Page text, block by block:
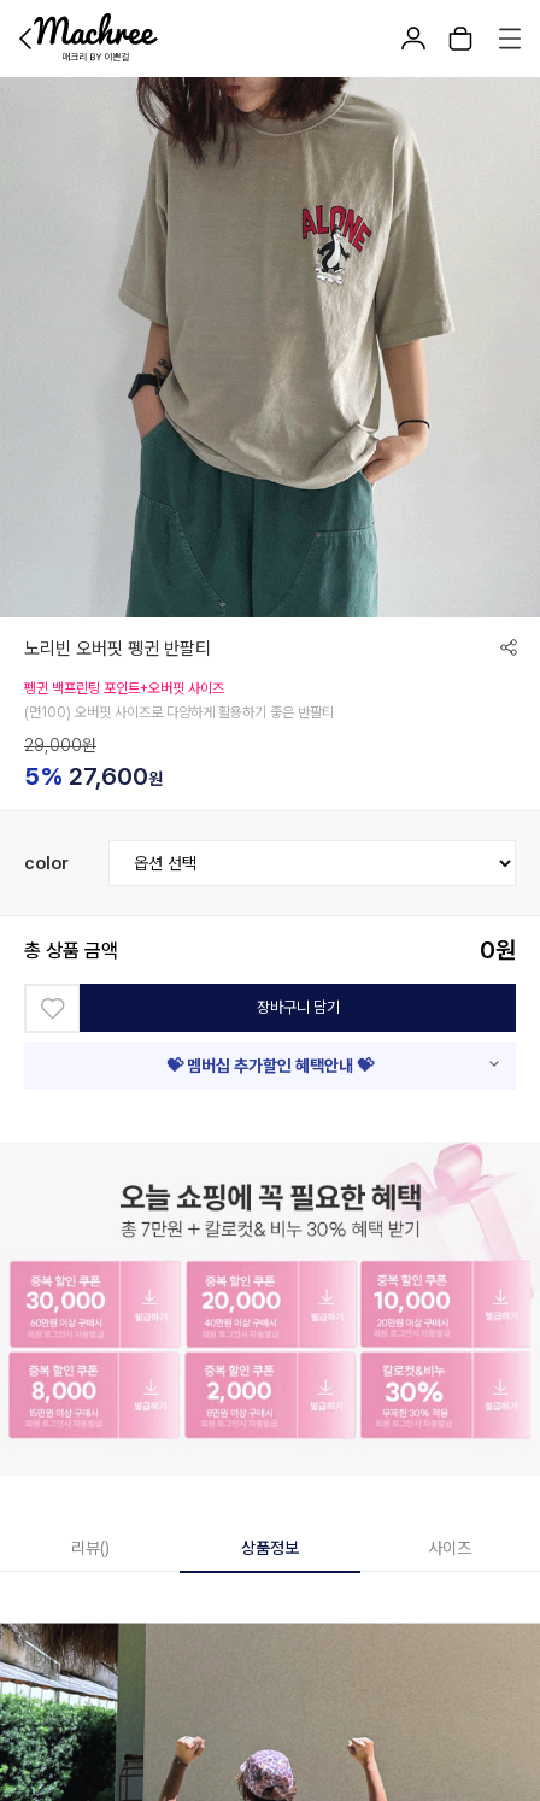
노리빈 오버핏 펭귄 반팔티
펭귄 백프린팅 포인트+오버핏 사이즈
(면100) 오버핏 사이즈로 다양하게 활용하기 좋은 반팔티
29,000원
5% 27,600원
color
총 상품 금액 0원
장바구니 담기
💝 멤버십 추가할인 혜택안내 💝
리뷰() 상품정보 사이즈